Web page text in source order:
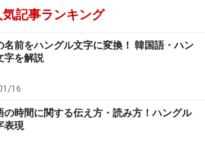
気記事ランキング
名前をハングル文字に変換！ 韓国語・ハン
字を解説
16
の時間に関する伝え方・読み方！ハングル
表現